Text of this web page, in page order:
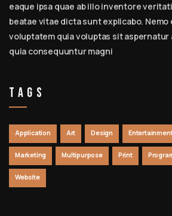
eaque ipsa quae ab illo inventore
beatae vitae dicta sunt explicabo. Nemo
voluptatem quia voluptas sit
quia consequuntur magni
Tags
Application Art Design
Marketing Multipurpose Print
Website